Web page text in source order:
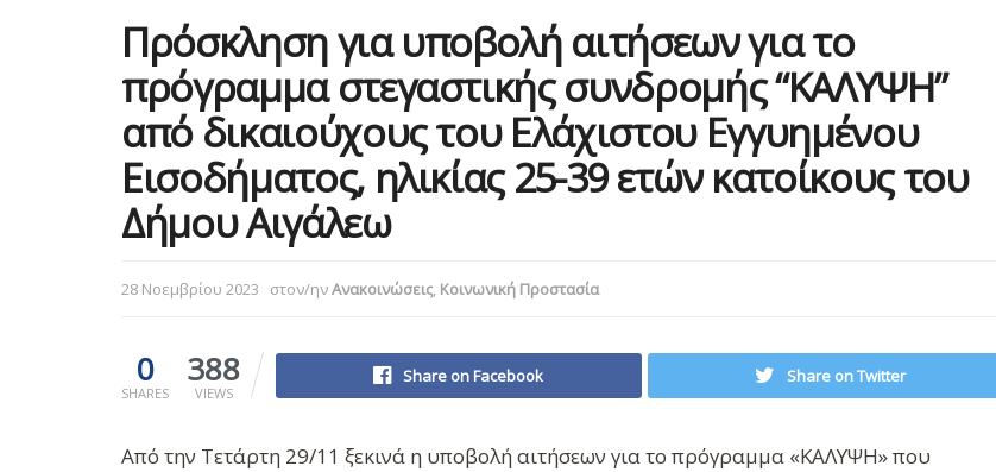
Πρόσκληση για υποβολή αιτήσεων για το
πρόγραμμα στεγαστικής συνδρομής “ΚΑΛΥΨΗ”
από δικαιούχους του Ελάχιστου Εγγυημένου
Εισοδήματος, ηλικίας 25-39 ετών κατοίκους του
Δήμου Αιγάλεω
28 Νοεμβρίου 2023 στον/ηνΑνακοινώσεις, Κοινωνική Προστασία
0
SHARES
388
VIEWS
Share on Facebook Share on Twitter
Από την Τετάρτη 29/11 ξεκινά η υποβολή αιτήσεων για το πρόγραμμα «ΚΑΛΥΨΗ» που